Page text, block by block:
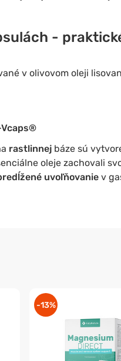
-
v olivovom oleji
Vcaps®
rastlinnejbáze sú
oleje zachovali
uvoľňovaniev
-13%